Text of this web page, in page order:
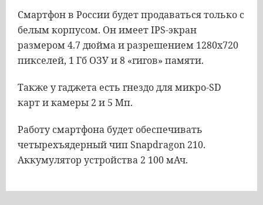
Смартфон в России будет продаваться только с
белым корпусом. Он имеет IPS-экран
размером 4.7 дюйма и разрешением 1280х720
пикселей, 1 Гб ОЗУ и 8 «гигов» памяти.
Также у гаджета есть гнездо для микро-SD
карт и камеры 2 и 5 Мп.
Работу смартфона будет обеспечивать
четырехъядерный чип Snapdragon 210.
Аккумулятор устройства 2 100 мАч.